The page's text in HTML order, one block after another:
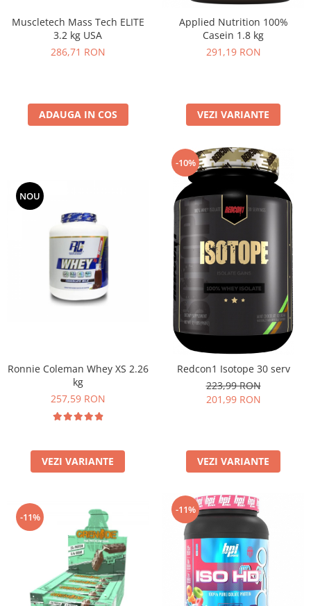
Muscletech Mass Tech ELITE
3.2 kg USA
286,71 RON
ADAUGA IN COS
Applied Nutrition 100%
Casein 1.8 kg
291,19 RON
VEZI VARIANTE
NOU
Ronnie Coleman Whey XS 2.26
kg
257,59 RON
VEZI VARIANTE
-10%
Redcon1 Isotope 30 serv
223,99 RON
201,99 RON
VEZI VARIANTE
-11%
-11%